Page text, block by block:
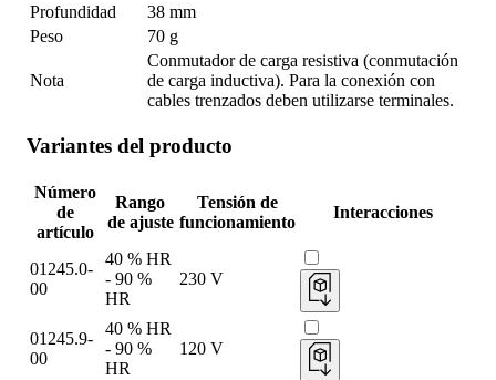
Profundidad
38 mm
Peso
70 g
Nota
Conmutador de carga resistiva (conmutación
de carga inductiva). Para la conexión con
cables trenzados deben utilizarse terminales.
Variantes del producto
Número
de
artículo
Rango
de ajuste
Tensión de
funcionamiento
Interacciones
01245.0-
00
40 % HR
- 90 %
HR
230 V
01245.9-
00
40 % HR
- 90 %
HR
120 V